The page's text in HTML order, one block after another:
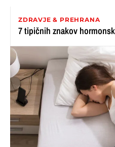
ZDRAVJE & PREHRANA
7 tipičnih znakov